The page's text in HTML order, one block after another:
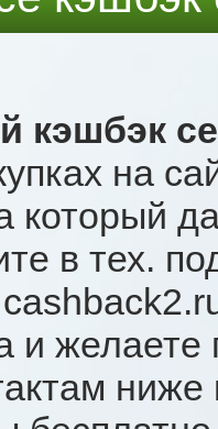
кэшбэк
на
который
в тех.
и желаете